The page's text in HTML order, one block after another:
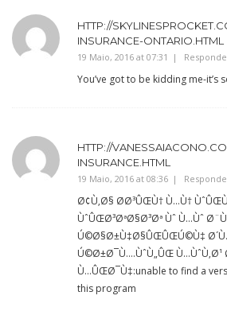
HTTP://
INSURANCE-ONTARIO.HTML
19 Maio, 2016 at 07:31
You’ve got to be kidding me-it’s
HTTP://
INSURANCE.HTML
19 Maio, 2016 at 08:36
Ø¢Ù‚Ø§ Ø­Ø³ÛŒÙ† Ù…Ù†
ÙˆÛŒØ³ØªØ§Ø³Øª Ùˆ Ù…Ùˆ
Ú©Ø§Ø±Ù‡Ø§ÛŒÛŒÚ©Ù‡
Ú©Ø±Ø¯Ù….ÙˆÙ„ÛŒ
Ù…ÛŒØ¯Ù‡:unable to find a
this program